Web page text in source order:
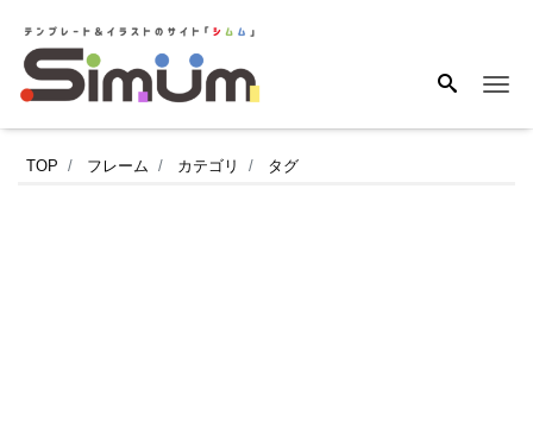
グ
TOP フレーム カテゴリ タグ